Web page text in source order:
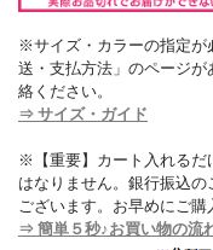
※サイズ・カラーの指定が
送・支払方法」のページ
絡ください。
⇒ サイズ・ガイド
※【重要】カート入れるだ
はなりません。銀行振込
ございます。お早めにご購
⇒ 簡単５秒♪お買い物の流